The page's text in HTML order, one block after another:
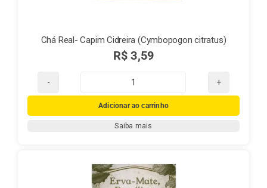
Chá Real- Capim Cidreira (Cymbopogon citratus)
R$ 3,59
Chá
Real-
Capim
citratus)
quantidade
Adicionar ao carrinho
Saiba mais